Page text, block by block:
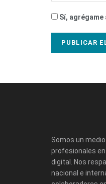
Sí,
Somos un
profesionales
digital. Nos
nacional e